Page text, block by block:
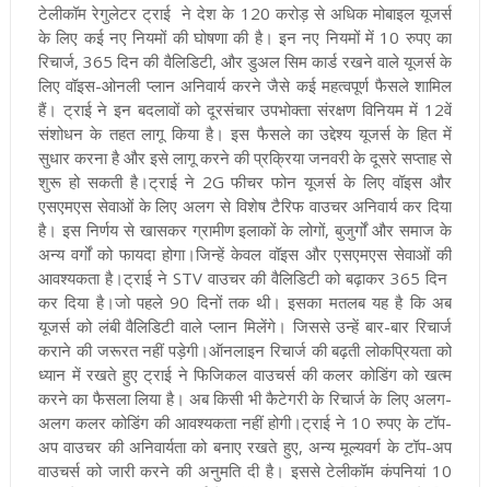
टेलीकॉम रेगुलेटर ट्राई ने देश के 120 करोड़ से अधिक मोबाइल यूजर्स
के लिए कई नए नियमों की घोषणा की है। इन नए नियमों में 10 रुपए का
रिचार्ज, 365 दिन की वैलिडिटी, और डुअल सिम कार्ड रखने वाले यूजर्स के
लिए वॉइस-ओनली प्लान अनिवार्य करने जैसे कई महत्वपूर्ण फैसले शामिल
हैं। ट्राई ने इन बदलावों को दूरसंचार उपभोक्ता संरक्षण विनियम में 12वें
संशोधन के तहत लागू किया है। इस फैसले का उद्देश्य यूजर्स के हित में
सुधार करना है और इसे लागू करने की प्रक्रिया जनवरी के दूसरे सप्ताह से
शुरू हो सकती है।ट्राई ने 2G फीचर फोन यूजर्स के लिए वॉइस और
एसएमएस सेवाओं के लिए अलग से विशेष टैरिफ वाउचर अनिवार्य कर दिया
है। इस निर्णय से खासकर ग्रामीण इलाकों के लोगों, बुजुर्गों और समाज के
अन्य वर्गों को फायदा होगा।जिन्हें केवल वॉइस और एसएमएस सेवाओं की
आवश्यकता है।ट्राई ने STV वाउचर की वैलिडिटी को बढ़ाकर 365 दिन
कर दिया है।जो पहले 90 दिनों तक थी। इसका मतलब यह है कि अब
यूजर्स को लंबी वैलिडिटी वाले प्लान मिलेंगे। जिससे उन्हें बार-बार रिचार्ज
कराने की जरूरत नहीं पड़ेगी।ऑनलाइन रिचार्ज की बढ़ती लोकप्रियता को
ध्यान में रखते हुए ट्राई ने फिजिकल वाउचर्स की कलर कोडिंग को खत्म
करने का फैसला लिया है। अब किसी भी कैटेगरी के रिचार्ज के लिए अलग-
अलग कलर कोडिंग की आवश्यकता नहीं होगी।ट्राई ने 10 रुपए के टॉप-
अप वाउचर की अनिवार्यता को बनाए रखते हुए, अन्य मूल्यवर्ग के टॉप-अप
वाउचर्स को जारी करने की अनुमति दी है। इससे टेलीकॉम कंपनियां 10